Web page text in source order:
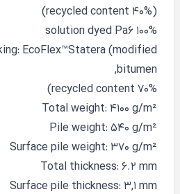
(40% recycled content)
100% solution dyed Pa6
EcoFlex™Statera (modified
bitumen,
70% recycled content)
Total weight: 4100 g/m²
Pile weight: 540 g/m²
Surface pile weight: 370 g/m²
Total thickness: 6.2 mm
Surface pile thickness: 3,1 mm